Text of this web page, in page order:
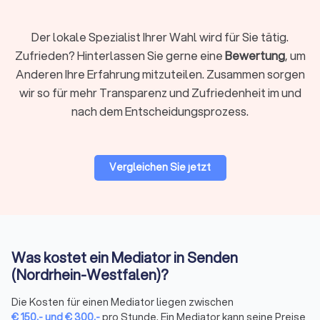
Vorteile der Mediation
Mediation bietet im Vergleich zu herkömmlichen
Konfliktlösungsmethoden wie Gerichtsverfahren eine
Vielzahl von Vorteilen:
Freiwilligkeit: Die Teilnahme an einer Mediation ist
Entscheidung über die Köpfe der Beteiligten hinweg
später gegen sie verwendet werden.
Kosteneffizienz:Mediation ist in der Regel
Prozess schneller abläuft und weniger formell ist. Es
Der lokale Spezialist Ihrer Wahl wird für Sie tätig.
Zufrieden? Hinterlassen Sie gerne eineBewertung, um
Anderen Ihre Erfahrung mitzuteilen. Zusammen sorgen
wir so für mehr Transparenz und Zufriedenheit im und
nach dem Entscheidungsprozess.
Vergleichen Sie jetzt
Was kostet ein Mediator in Senden
(Nordrhein-Westfalen)?
Die Kosten für einen Mediator liegen zwischen